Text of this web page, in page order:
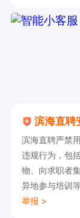
滨海直聘
滨海直聘严禁
违规行为，包
物、向求职者
异地参与培训
举报 >